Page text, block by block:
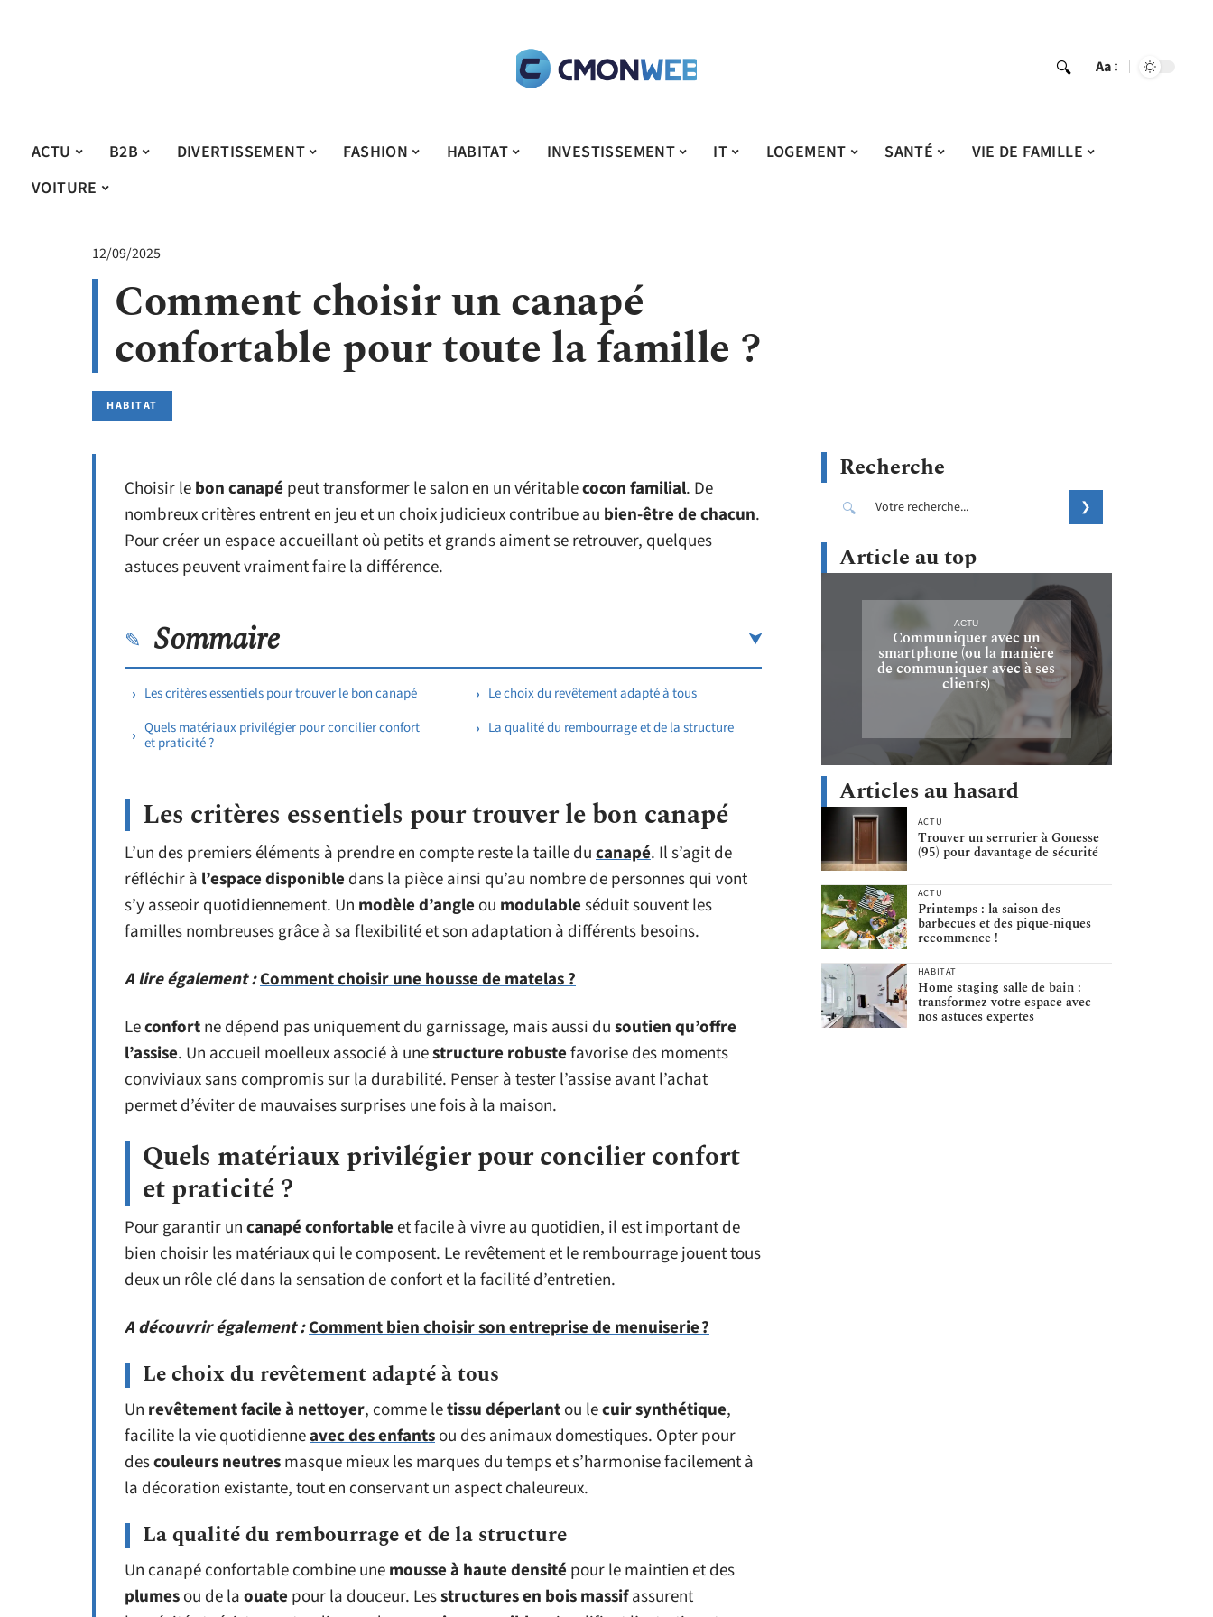
Aa
ACTU B2B DIVERTISSEMENT FASHION HABITAT INVESTISSEMENT IT LOGEMENT SANTÉ
VIE DE FAMILLE
VOITURE
12/09/2025
Comment choisir un canapé
confortable pour toute la famille ?
HABITAT
Choisir lebon canapé peut transformer le salon en un véritablecocon familial. De
nombreux critères entrent en jeu et un choix judicieux contribue au bien-être de chacun.
Pour créer un espace accueillant où petits et grands aiment se retrouver, quelques
astuces peuvent vraiment faire la différence.
Sommaire
Les critères essentiels pour trouver le bon canapé
Quels matériaux privilégier pour concilier confort
et praticité ?
Le choix du revêtement adapté à tous
La qualité du rembourrage et de la structure
Les critères essentiels pour trouver le bon canapé
L’un des premiers éléments à prendre en compte reste la taille ducanapé. Il s’agit de
réfléchir à l’espace disponible dans la pièce ainsi qu’au nombre de personnes qui vont
s’y asseoir quotidiennement. Un modèle d’angle ou modulableséduit souvent les
familles nombreuses grâce à sa flexibilité et son adaptation à différents besoins.
A lire également :Comment choisir une housse de matelas ?
Leconfortne dépend pas uniquement du garnissage, mais aussi dusoutien qu’offre
l’assise. Un accueil moelleux associé à unestructure robustefavorise des moments
conviviaux sans compromis sur la durabilité. Penser à tester l’assise avant l’achat
permet d’éviter de mauvaises surprises une fois à la maison.
Quels matériaux privilégier pour concilier confort
et praticité ?
Pour garantir uncanapé confortableet facile à vivre au quotidien, il est important de
bien choisir les matériaux qui le composent. Le revêtement et le rembourrage jouent tous
deux un rôle clé dans la sensation de confort et la facilité d’entretien.
A découvrir également :Comment bien choisir son entreprise de menuiserie ?
Le choix du revêtement adapté à tous
Un revêtement facile à nettoyer, comme letissu déperlantou lecuir synthétique,
facilite la vie quotidienneavec des enfantsou des animaux domestiques. Opter pour
descouleurs neutresmasque mieux les marques du temps et s’harmonise facilement à
la décoration existante, tout en conservant un aspect chaleureux.
La qualité du rembourrage et de la structure
Un canapé confortable combine unemousse à haute densité pour le maintien et des
plumesou de laouate pour la douceur. Lesstructures en bois massifassurent
Recherche
Article au top
ACTU
Communiquer avec un
smartphone (ou la manière
de communiquer avec à ses
clients)
Articles au hasard
ACTU
Trouver un serrurier à Gonesse
(95) pour davantage de sécurité
ACTU
Printemps : la saison des
barbecues et des pique-niques
recommence !
HABITAT
Home staging salle de bain :
transformez votre espace avec
nos astuces expertes